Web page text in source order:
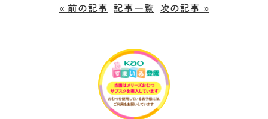
« 前の記事 記事一覧 次の記事 »